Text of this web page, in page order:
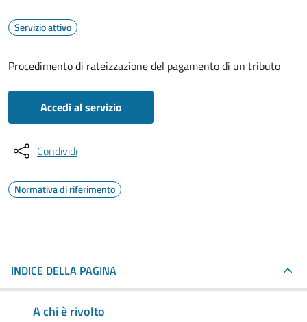
Servizio attivo
Procedimento di rateizzazione del pagamento di un tributo
Accedi al servizio
Condividi
Normativa di riferimento
INDICE DELLA PAGINA
A chi è rivolto